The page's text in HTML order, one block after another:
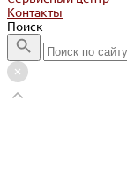
Контакты
Поиск